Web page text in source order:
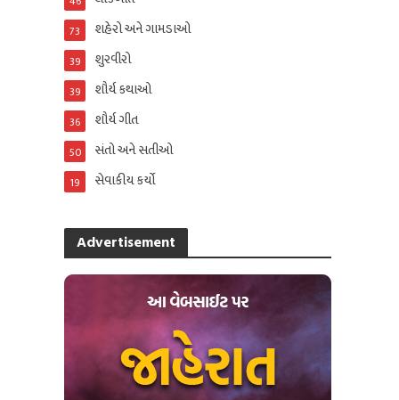
શહેરો અને ગામડાઓ
73
શુરવીરો
39
શૌર્ય કથાઓ
39
શૌર્ય ગીત
36
સંતો અને સતીઓ
50
સેવાકીય કર્યો
19
Advertisement